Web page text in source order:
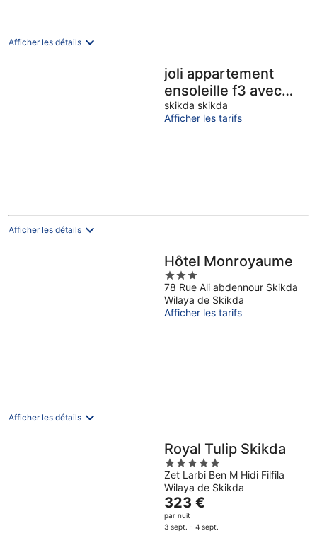
Afficher les détails
joli appartement
ensoleille f3 avec
garage de
stationnement.
skikda skikda
Afficher les tarifs
Afficher les détails
Hôtel Monroyaume
3
out
of
5
78 Rue Ali abdennour Skikda
Wilaya de Skikda
Afficher les tarifs
Afficher les détails
Royal Tulip Skikda
5
out
of
5
Zet Larbi Ben M Hidi Filfila
Wilaya de Skikda
Le
prix
est
323 €
par nuit
3 sept. - 4 sept.